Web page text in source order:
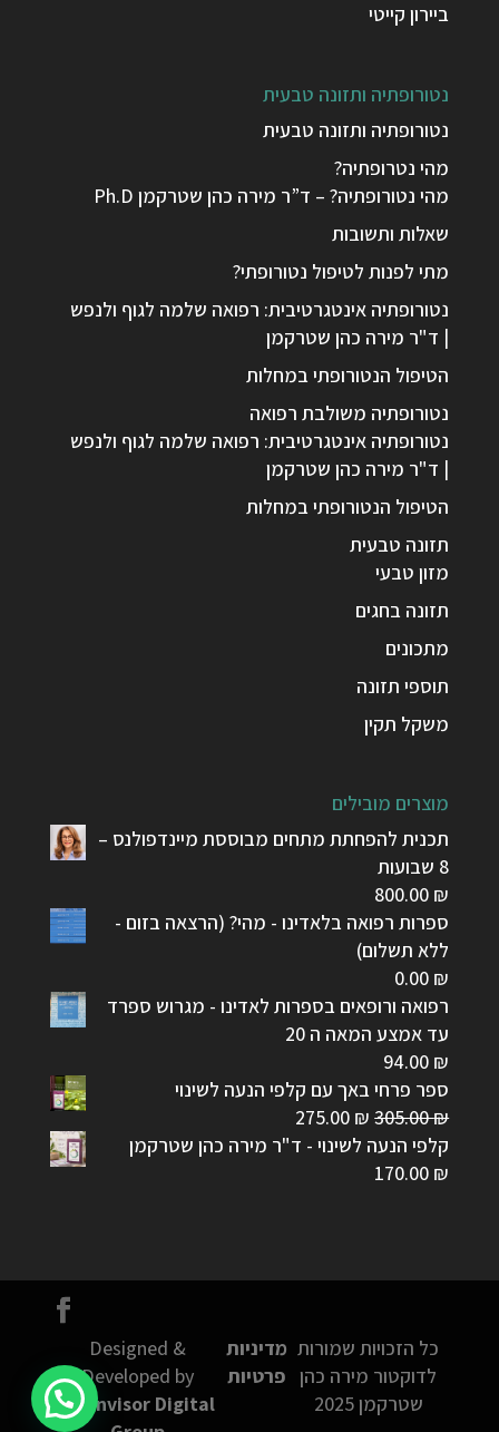
ביירון קייטי
נטורופתיה ותזונה טבעית
נטורופתיה ותזונה טבעית
מהי נטרופתיה?
מהי נטורופתיה? – ד”ר מירה כהן שטרקמן Ph.D
שאלות ותשובות
מתי לפנות לטיפול נטורופתי?
נטורופתיה אינטגרטיבית: רפואה שלמה לגוף ולנפש
| ד"ר מירה כהן שטרקמן
הטיפול הנטורופתי במחלות
נטורופתיה משולבת רפואה
נטורופתיה אינטגרטיבית: רפואה שלמה לגוף ולנפש
| ד"ר מירה כהן שטרקמן
הטיפול הנטורופתי במחלות
תזונה טבעית
מזון טבעי
תזונה בחגים
מתכונים
תוספי תזונה
משקל תקין
מוצרים מובילים
תכנית להפחתת מתחים מבוססת מיינדפולנס –
8 שבועות
800.00 ₪
ספרות רפואה בלאדינו - מהי? (הרצאה בזום -
ללא תשלום)
0.00 ₪
רפואה ורופאים בספרות לאדינו - מגרוש ספרד
עד אמצע המאה ה 20
94.00 ₪
ספר פרחי באך עם קלפי הנעה לשינוי
305.00₪
המחיר
המקורי
275.00 ₪
המחיר
הנוכחי
קלפי הנעה לשינוי - ד"ר מירה כהן שטרקמן
170.00 ₪
כל הזכויות שמורות
לדוקטור מירה כהן
שטרקמן 2025
מדיניות
פרטיות
Designed &
Developed by
Connvisor Digital